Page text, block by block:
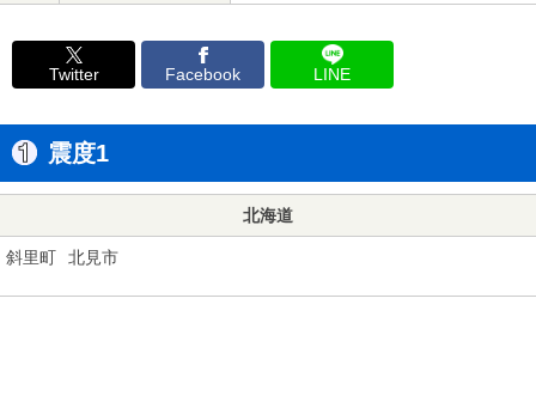
Twitter Facebook LINE
震度1
北海道
斜里町 北見市